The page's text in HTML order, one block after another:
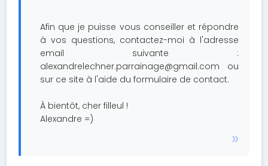
Afin que je puisse vous conseiller et répondre
à vos questions, contactez-moi à l'adresse
email suivante :
alexandrelechner.parrainage@gmail.com ou
sur ce site à l'aide du formulaire de contact.
À bientôt, cher filleul !
Alexandre =)